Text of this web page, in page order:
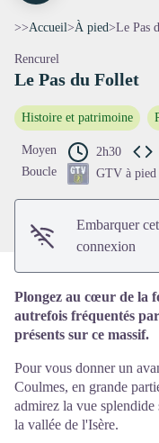
>>Accueil>À pied>Le Pas
Rencurel
Le Pas du Follet
Histoire et patrimoine
Moyen 2h30
Boucle
GTV à pied
Embarquer
connexion
Plongez au cœur de la
autrefois fréquentés
présents sur ce massif.
Pour vous donner un
Coulmes, en grande
admirez la vue
la vallée de l'Isère.